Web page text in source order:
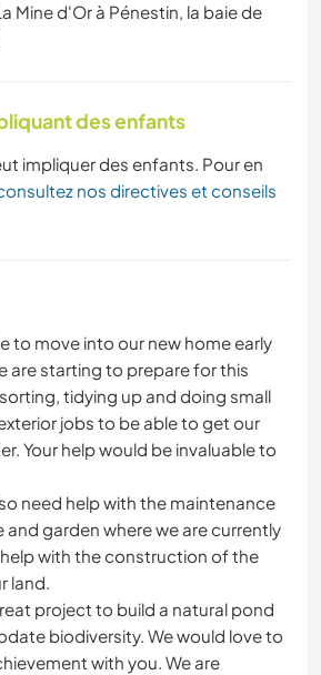
Mine d'Or à Pénestin, la baie de
des enfants
impliquer des enfants. Pour en
nos directives et conseils
to move into our new home early
are starting to prepare for this
tidying up and doing small
jobs to be able to get our
Your help would be invaluable to
need help with the maintenance
and garden where we are currently
with the construction of the
land.
project to build a natural pond
biodiversity. We would love to
with you. We are